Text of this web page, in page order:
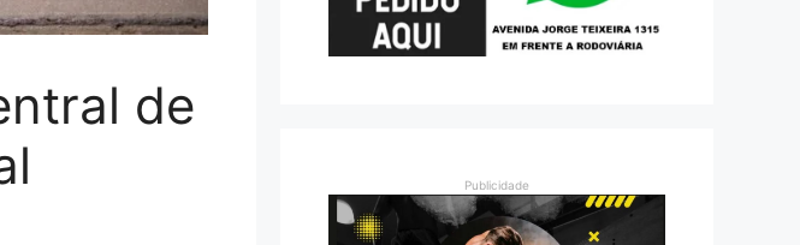
de
Publicidade